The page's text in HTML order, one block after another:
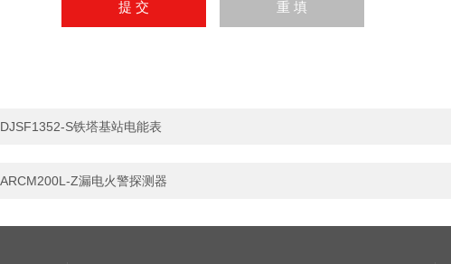
DJSF1352-S铁塔基站电能表
ARCM200L-Z漏电火警探测器